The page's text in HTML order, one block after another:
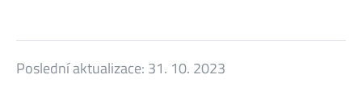
Poslední aktualizace: 31. 10. 2023